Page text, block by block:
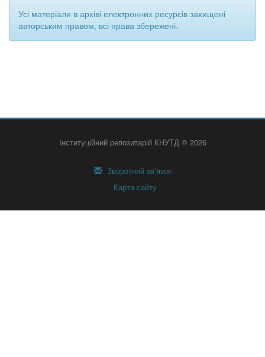
Усі матеріали в архіві електронних ресурсів захищені
авторським правом, всі права збережені.
Інституційний репозитарій КНУТД © 2026
Зворотний зв’язок
Карта сайту